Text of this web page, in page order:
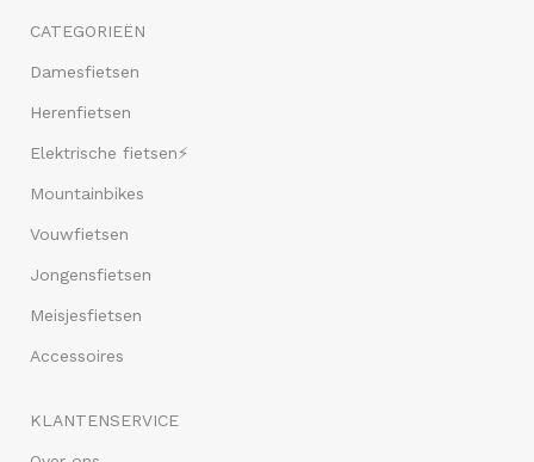
CATEGORIEËN
Damesfietsen
Herenfietsen
Elektrische fietsen⚡
Mountainbikes
Vouwfietsen
Jongensfietsen
Meisjesfietsen
Accessoires
KLANTENSERVICE